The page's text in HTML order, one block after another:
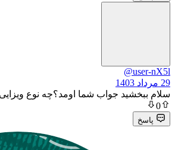
جواب شما اومد؟چه نوع ویزایی درخواست